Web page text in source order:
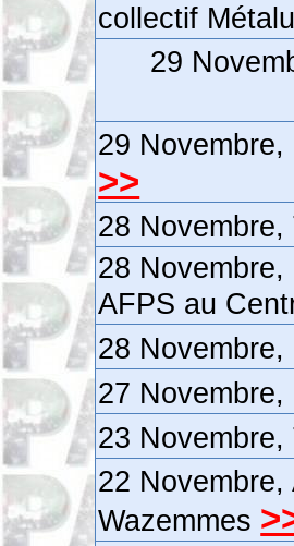
collectif
29
29
>>
28
28
AFPS au
28
27
23
22
Wazemmes